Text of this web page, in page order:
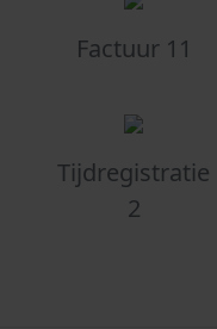
Factuur 11
Tijdregistratie
2